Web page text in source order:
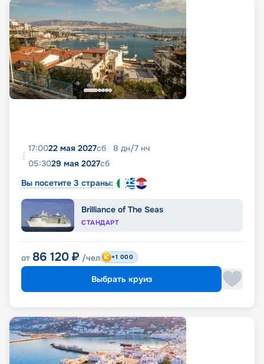
17:0022 мая 2027сб 8 дн/7 нч
05:3029 мая 2027сб
Вы посетите 3 страны:
Brilliance of The Seas
СТАНДАРТ
от 86 120 ₽ /чел +1 000
Выбрать круиз